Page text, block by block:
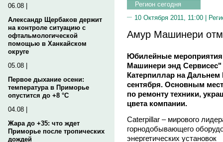
06.08 |
Александр Щербаков держит
на контроле ситуацию с
офтальмологической
помощью в Ханкайском
округе
05.08 |
Первое дыхание осени:
температура в Приморье
опустится до +8 °C
04.08 |
Жара до +35: что ждет
Приморье после тропических
дождей
Регион сегодня
10 Октября 2011, 11:00 |
Амур Машинери
Юбилейные
Машинери энд
Катерпиллар на Дальнем
сентября. Основным
по ремонту техники,
цвета компании.
Caterpillar – мирового
горнодобывающего
энергетических установок